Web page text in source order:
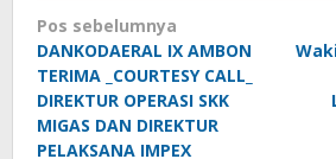
Navigasi
pos
Pos sebelumnya
DANKODAERAL IX AMBON
TERIMA _COURTESY CALL_
DIREKTUR OPERASI SKK
MIGAS DAN DIREKTUR
PELAKSANA IMPEX